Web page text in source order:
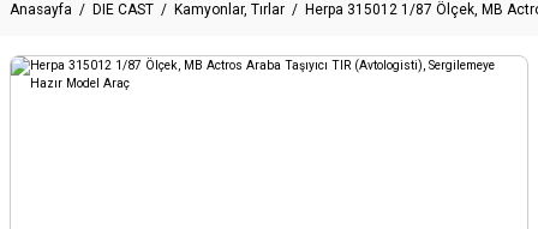
Anasayfa DIE CAST Kamyonlar, Tırlar Herpa 315012 1/87 Ölçek, MB